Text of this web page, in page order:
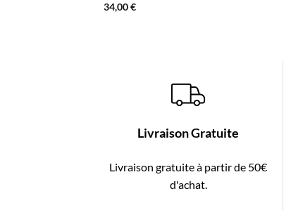
34,00€
Livraison Gratuite
Livraison gratuite à partir de 50€
d'achat.